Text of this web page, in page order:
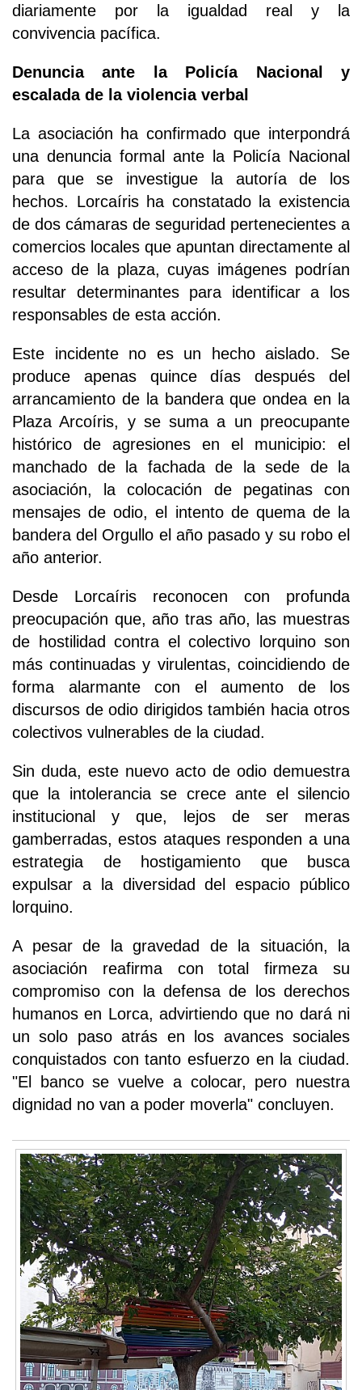
diariamente por la igualdad real y la
convivencia pacífica.
Denuncia ante la Policía Nacional y
escalada de la violencia verbal
La asociación ha confirmado que interpondrá
una denuncia formal ante la Policía Nacional
para que se investigue la autoría de los
hechos. Lorcaíris ha constatado la existencia
de dos cámaras de seguridad pertenecientes a
comercios locales que apuntan directamente al
acceso de la plaza, cuyas imágenes podrían
resultar determinantes para identificar a los
responsables de esta acción.
Este incidente no es un hecho aislado. Se
produce apenas quince días después del
arrancamiento de la bandera que ondea en la
Plaza Arcoíris, y se suma a un preocupante
histórico de agresiones en el municipio: el
manchado de la fachada de la sede de la
asociación, la colocación de pegatinas con
mensajes de odio, el intento de quema de la
bandera del Orgullo el año pasado y su robo el
año anterior.
Desde Lorcaíris reconocen con profunda
preocupación que, año tras año, las muestras
de hostilidad contra el colectivo lorquino son
más continuadas y virulentas, coincidiendo de
forma alarmante con el aumento de los
discursos de odio dirigidos también hacia otros
colectivos vulnerables de la ciudad.
Sin duda, este nuevo acto de odio demuestra
que la intolerancia se crece ante el silencio
institucional y que, lejos de ser meras
gamberradas, estos ataques responden a una
estrategia de hostigamiento que busca
expulsar a la diversidad del espacio público
lorquino.
A pesar de la gravedad de la situación, la
asociación reafirma con total firmeza su
compromiso con la defensa de los derechos
humanos en Lorca, advirtiendo que no dará ni
un solo paso atrás en los avances sociales
conquistados con tanto esfuerzo en la ciudad.
"El banco se vuelve a colocar, pero nuestra
dignidad no van a poder moverla" concluyen.